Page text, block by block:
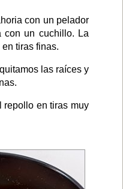
con un pelador
con un cuchillo. La
tiras finas.
las raíces y
repollo en tiras muy